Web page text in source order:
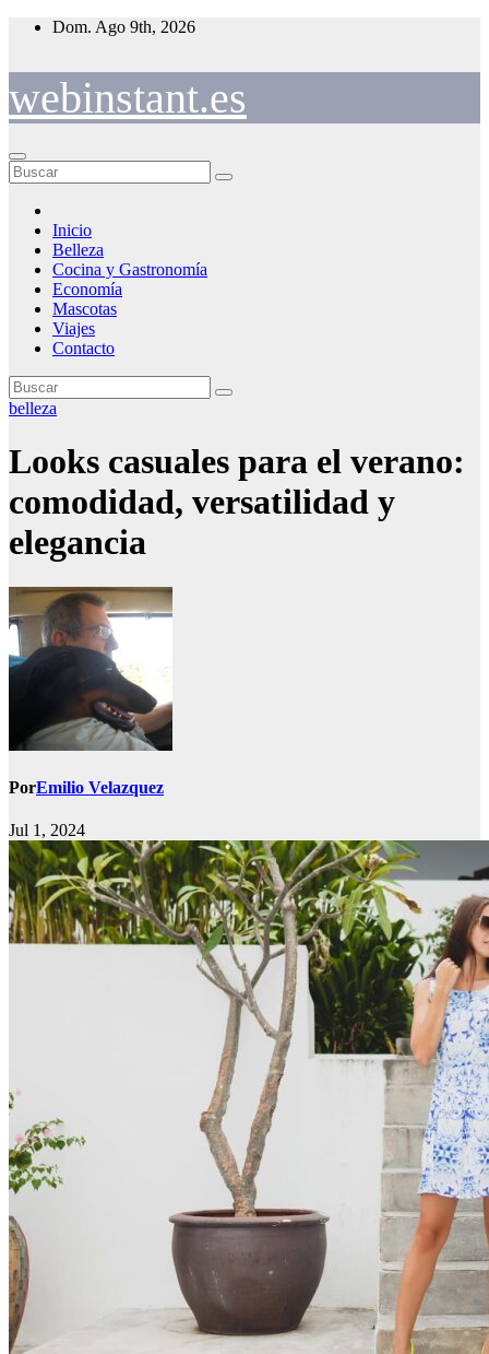
Saltar
Dom. Ago 9th, 2026
webinstant.es
Inicio
Belleza
Cocina y Gastronomía
Economía
Mascotas
Viajes
Contacto
belleza
Looks casuales para el verano:
comodidad, versatilidad y
elegancia
PorEmilio Velazquez
Jul 1, 2024